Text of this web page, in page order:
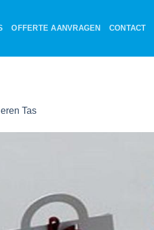
OFFERTE AANVRAGEN CONTACT
Tas